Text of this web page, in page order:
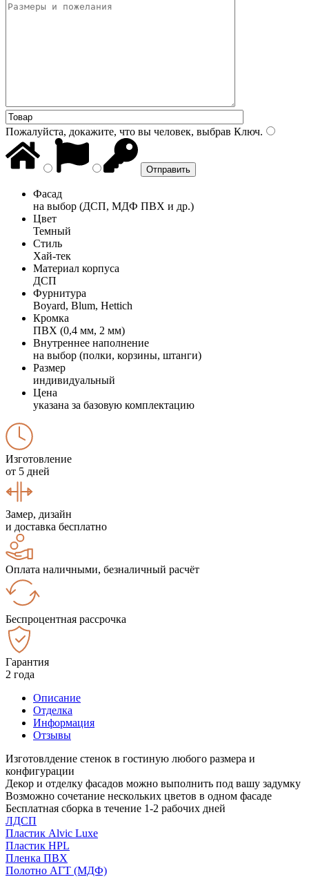
Пожалуйста, докажите, что вы человек, выбрав Ключ.
Фасад
на выбор (ДСП, МДФ ПВХ и др.)
Цвет
Темный
Стиль
Хай-тек
Материал корпуса
ДСП
Фурнитура
Boyard, Blum, Hettich
Кромка
ПВХ (0,4 мм, 2 мм)
Внутреннее наполнение
на выбор (полки, корзины, штанги)
Размер
индивидуальный
Цена
указана за базовую комплектацию
Изготовление
от 5 дней
Замер, дизайн
и доставка бесплатно
Оплата наличными, безналичный расчёт
Беспроцентная рассрочка
Гарантия
2 года
Описание
Отделка
Информация
Отзывы
Изготовлдение стенок в гостиную любого размера и
конфигурации
Декор и отделку фасадов можно выполнить под вашу задумку
Возможно сочетание нескольких цветов в одном фасаде
Бесплатная сборка в течение 1-2 рабочих дней
ЛДСП
Пластик Alvic Luxe
Пластик HPL
Пленка ПВХ
Полотно АГТ (МДФ)